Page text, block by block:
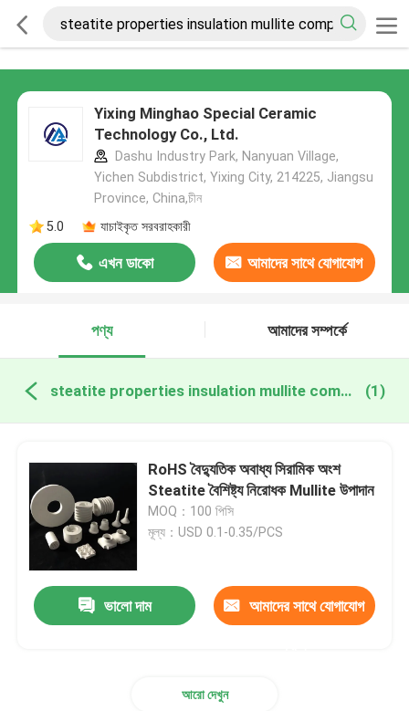
Yixing Minghao Special Ceramic
Technology Co., Ltd.
Dashu Industry Park, Nanyuan Village,
Yichen Subdistrict, Yixing City, 214225, Jiangsu
Province, China,চীন
5.0
যাচাইকৃত সরবরাহকারী
এখন ডাকো আমাদের সাথে যোগাযোগ
পণ্য
আমাদের সম্পর্কে
steatite properties insulation mullite component অনলাইন উত্পাদন (1)
RoHS বৈদ্যুতিক অবাধ্য সিরামিক অংশ
Steatite বৈশিষ্ট্য নিরোধক Mullite উপাদান
MOQ：100 পিসি
মূল্য：USD 0.1-0.35/PCS
ভালো দাম আমাদের সাথে যোগাযোগ
আরো দেখুন